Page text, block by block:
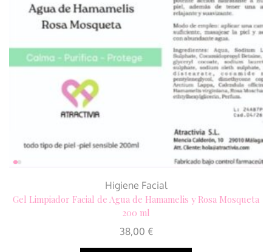
Higiene Facial
Gel Limpiador Facial de Agua de Hamamelis y Rosa Mosqueta
200 ml
38,00 €